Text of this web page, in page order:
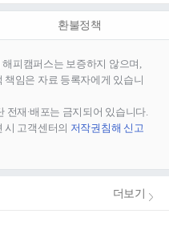
환불정책
피캠퍼스는 보증하지 않으며,
책임은 자료 등록자에게 있습니
전재∙배포는 금지되어 있습니다.
시 고객센터의 저작권침해 신고
더보기